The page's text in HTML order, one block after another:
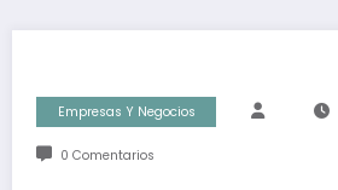
Empresas Y Negocios
0 Comentarios